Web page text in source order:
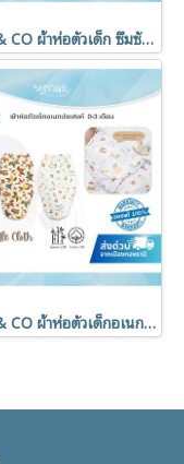
BABY & CO ผ้าห่อตัวเด็ก ซึมซับได้ดีเยี่ยม ขนาด 47x47 นิ้ว
BABY & CO ผ้าห่อตัวเด็กอเนกประสงค์ Swaddle Cloth 0-3 เดือน Horse Collection